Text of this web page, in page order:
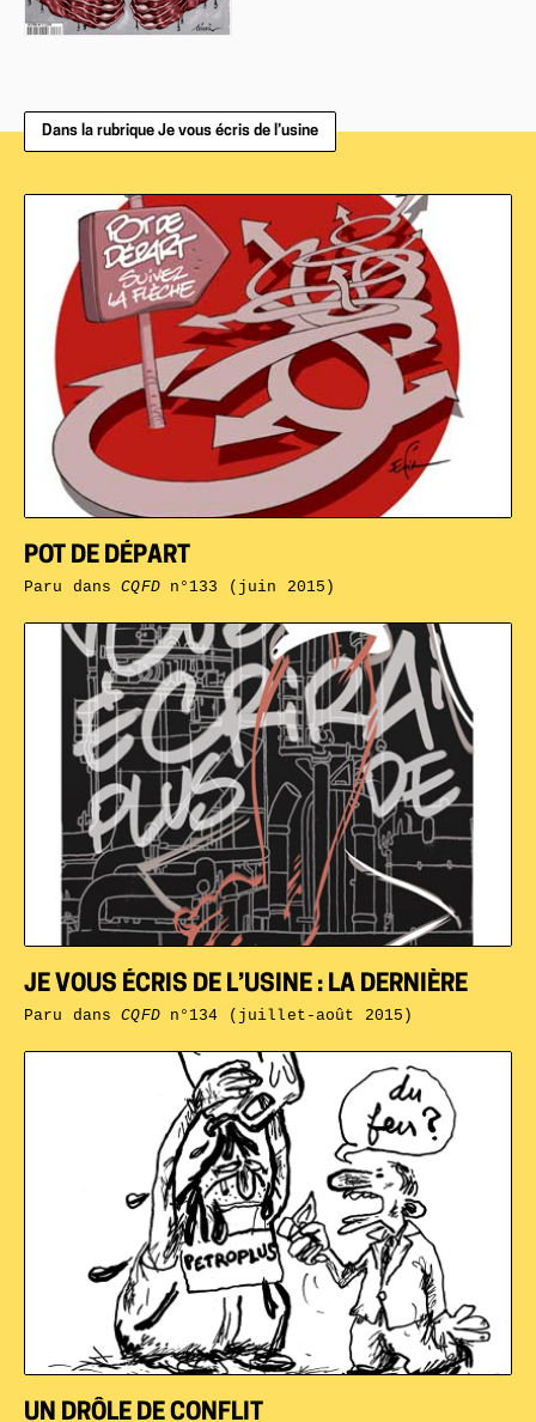
Dans la rubrique Je vous écris de l’usine
UN DRÔLE DE CONFLIT
JE VOUS ÉCRIS DE L’USINE : LA DERNIÈRE
Paru dansCQFDn°134 (juillet-août 2015)
POT DE DÉPART
Paru dansCQFDn°133 (juin 2015)